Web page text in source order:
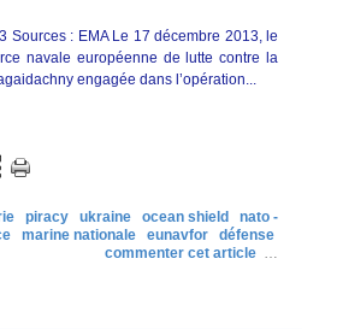
Sources : EMA Le 17 décembre 2013, le
navale européenne de lutte contre la
engagée dans l’opération...
piracy ukraine ocean shield
nato -
marine nationale eunavfor
défense
commenter cet article …